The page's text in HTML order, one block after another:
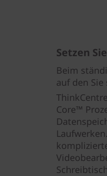
Setzen
Beim
auf den Sie
Core™